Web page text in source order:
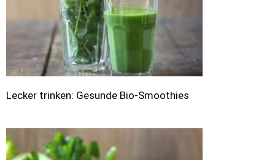
Lecker trinken: Gesunde Bio-Smoothies